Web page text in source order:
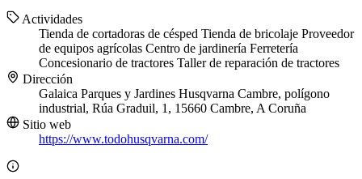
Actividades
Tienda de cortadoras de césped Tienda de bricolaje Proveedor
de equipos agrícolas Centro de jardinería Ferretería
Concesionario de tractores Taller de reparación de tractores
Dirección
Galaica Parques y Jardines Husqvarna Cambre, polígono
industrial, Rúa Graduil, 1, 15660 Cambre, A Coruña
Sitio web
https://www.todohusqvarna.com/